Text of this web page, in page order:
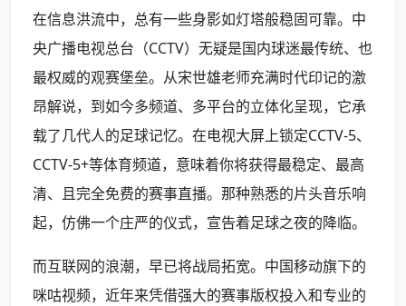
在信息洪流中，总有一些身影如灯塔般稳固可靠。中
央广播电视总台（CCTV）无疑是国内球迷最传统、也
最权威的观赛堡垒。从宋世雄老师充满时代印记的激
昂解说，到如今多频道、多平台的立体化呈现，它承
载了几代人的足球记忆。在电视大屏上锁定CCTV-5、
CCTV-5+等体育频道，意味着你将获得最稳定、最高
清、且完全免费的赛事直播。那种熟悉的片头音乐响
起，仿佛一个庄严的仪式，宣告着足球之夜的降临。
而互联网的浪潮，早已将战局拓宽。中国移动旗下的
咪咕视频，近年来凭借强大的赛事版权投入和专业的